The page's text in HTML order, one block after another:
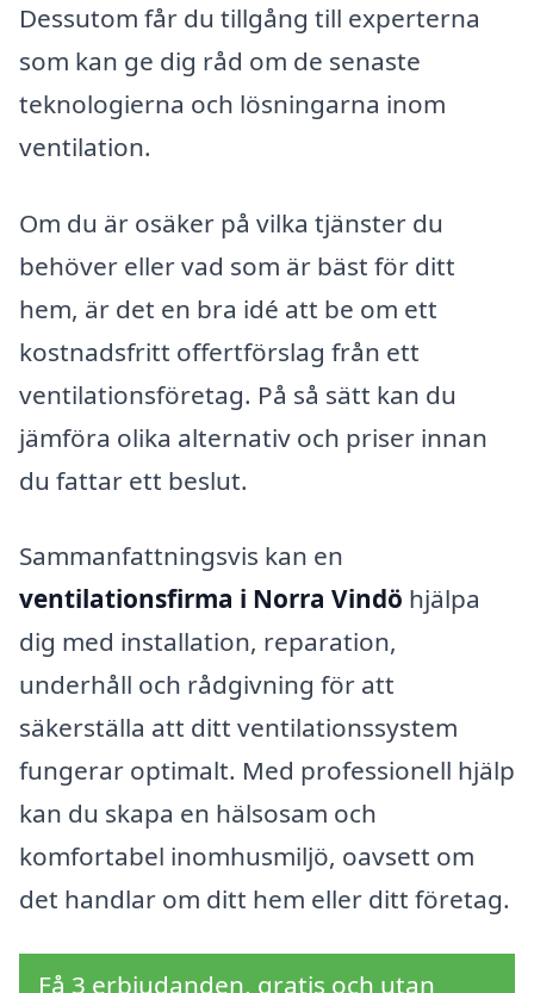
Dessutom får du tillgång till experterna
som kan ge dig råd om de senaste
teknologierna och lösningarna inom
ventilation.
Om du är osäker på vilka tjänster du
behöver eller vad som är bäst för ditt
hem, är det en bra idé att be om ett
kostnadsfritt offertförslag från ett
ventilationsföretag. På så sätt kan du
jämföra olika alternativ och priser innan
du fattar ett beslut.
Sammanfattningsvis kan en
ventilationsfirma i Norra Vindö hjälpa
dig med installation, reparation,
underhåll och rådgivning för att
säkerställa att ditt ventilationssystem
fungerar optimalt. Med professionell hjälp
kan du skapa en hälsosam och
komfortabel inomhusmiljö, oavsett om
det handlar om ditt hem eller ditt företag.
Få 3 erbjudanden, gratis och utan